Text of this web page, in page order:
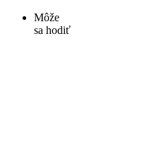
Môže
sa hodiť